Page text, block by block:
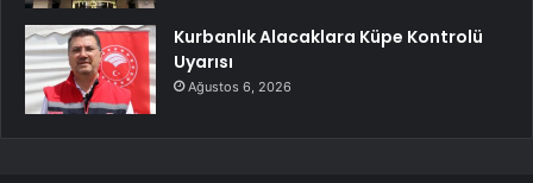
Kurbanlık Alacaklara Küpe Kontrolü
Uyarısı
Ağustos 6, 2026